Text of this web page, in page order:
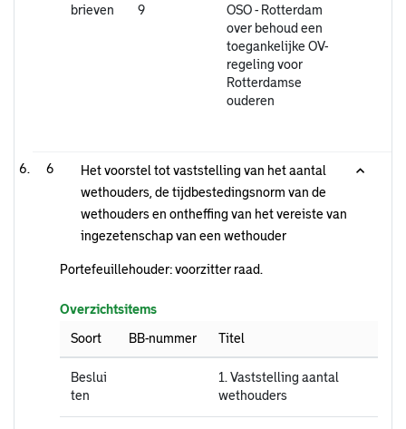
brieven
9
OSO - Rotterdam
over behoud een
toegankelijke OV-
regeling voor
Rotterdamse
ouderen
6
Het voorstel tot vaststelling van het aantal
wethouders, de tijdbestedingsnorm van de
wethouders en ontheffing van het vereiste van
ingezetenschap van een wethouder
Portefeuillehouder: voorzitter raad.
Overzichtsitems
Soort
BB-nummer Titel
Beslui
ten
1. Vaststelling aantal
wethouders